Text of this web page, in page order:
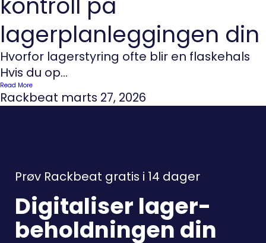
lagerplanleggingen din
Hvorfor lagerstyring ofte blir en flaskehals
Hvis du op...
Read More
Rackbeat marts 27, 2026
Prøv Rackbeat gratis i 14 dager
Digitaliser lager-
beholdningen din